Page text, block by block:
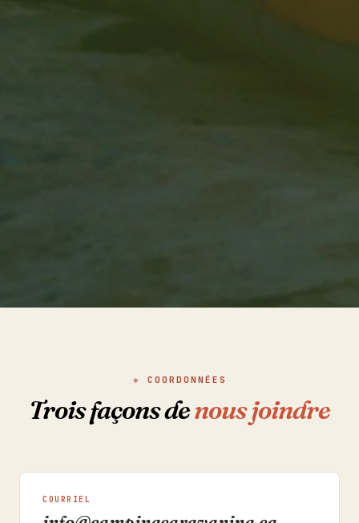
COORDONNÉES
Trois façons denous joindre
COURRIEL